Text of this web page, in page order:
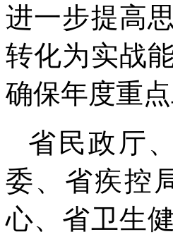
进一步提高
转化为实战
确保年度重
省民政厅
委、省疾控
心、省卫生